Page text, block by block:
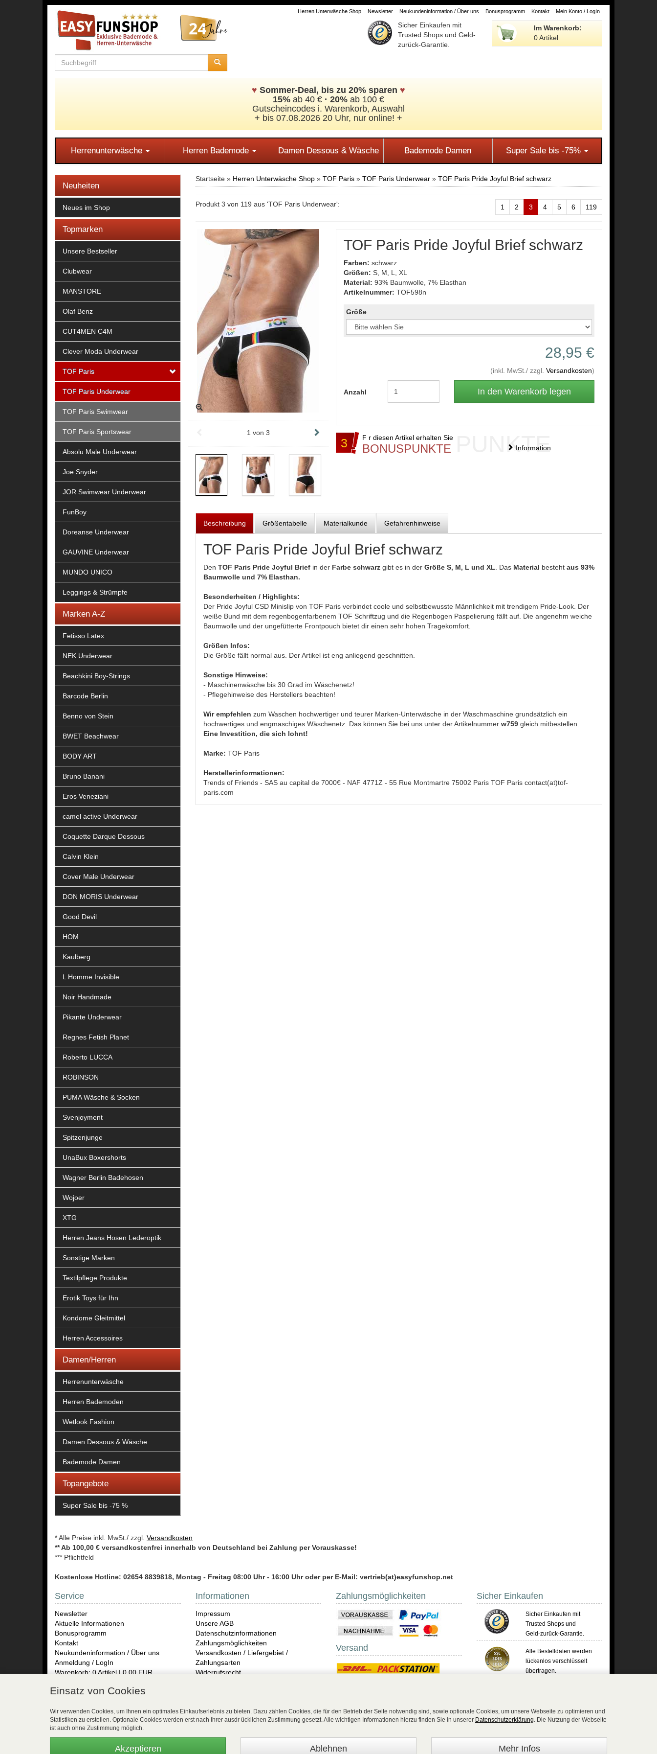
Herren Unterwäsche Shop Newsletter Neukundeninformation / Über uns Bonusprogramm Kontakt Mein Konto / LogIn
Sicher Einkaufen mit
Trusted Shops und Geld-
zurück-Garantie.
Im Warenkorb:
0 Artikel
♥ Sommer-Deal, bis zu 20% sparen ♥
15% ab 40 € · 20% ab 100 €
Gutscheincodes i. Warenkorb, Auswahl
+ bis 07.08.2026 20 Uhr, nur online! +
Herrenunterwäsche Herren Bademode Damen Dessous & Wäsche Bademode Damen Super Sale bis -75%
Neuheiten
Neues im Shop
Topmarken
Unsere Bestseller
Clubwear
MANSTORE
Olaf Benz
CUT4MEN C4M
Clever Moda Underwear
TOF Paris
TOF Paris Underwear
TOF Paris Swimwear
TOF Paris Sportswear
Absolu Male Underwear
Joe Snyder
JOR Swimwear Underwear
FunBoy
Doreanse Underwear
GAUVINE Underwear
MUNDO UNICO
Leggings & Strümpfe
Marken A-Z
Fetisso Latex
NEK Underwear
Beachkini Boy-Strings
Barcode Berlin
Benno von Stein
BWET Beachwear
BODY ART
Bruno Banani
Eros Veneziani
camel active Underwear
Coquette Darque Dessous
Calvin Klein
Cover Male Underwear
DON MORIS Underwear
Good Devil
HOM
Kaulberg
L Homme Invisible
Noir Handmade
Pikante Underwear
Regnes Fetish Planet
Roberto LUCCA
ROBINSON
PUMA Wäsche & Socken
Svenjoyment
Spitzenjunge
UnaBux Boxershorts
Wagner Berlin Badehosen
Wojoer
XTG
Herren Jeans Hosen Lederoptik
Sonstige Marken
Textilpflege Produkte
Erotik Toys für Ihn
Kondome Gleitmittel
Herren Accessoires
Damen/Herren
Herrenunterwäsche
Herren Bademoden
Wetlook Fashion
Damen Dessous & Wäsche
Bademode Damen
Topangebote
Super Sale bis -75 %
Startseite » Herren Unterwäsche Shop » TOF Paris» TOF Paris Underwear» TOF Paris Pride Joyful Brief schwarz
Produkt 3 von 119 aus 'TOF Paris Underwear': 1 2 3 4 5 6 119
1 von 3
TOF Paris Pride Joyful Brief schwarz
Farben: schwarz
Größen: S, M, L, XL
Material: 93% Baumwolle, 7% Elasthan
Artikelnummer: TOF598n
Größe
28,95 €
(inkl. MwSt./ zzgl. Versandkosten)
Anzahl
3 F r diesen Artikel erhalten Sie
BONUSPUNKTE PUNKTE
Information
Beschreibung Größentabelle Materialkunde Gefahrenhinweise
TOF Paris Pride Joyful Brief schwarz
Den TOF Paris Pride Joyful Briefin der Farbe schwarz gibt es in der Größe S, M, L und XL . Das Material bestehtaus 93%
Baumwolle und 7% Elasthan.
Besonderheiten / Highlights:
Der Pride Joyful CSD Minislip von TOF Paris verbindet coole und selbstbewusste Männlichkeit mit trendigem Pride-Look. Der
weiße Bund mit dem regenbogenfarbenem TOF Schriftzug und die Regenbogen Paspelierung fällt auf. Die angenehm weiche
Baumwolle und der ungefütterte Frontpouch bietet dir einen sehr hohen Tragekomfort.
Größen Infos:
Die Größe fällt normal aus. Der Artikel ist eng anliegend geschnitten.
Sonstige Hinweise:
- Maschinenwäsche bis 30 Grad im Wäschenetz!
- Pflegehinweise des Herstellers beachten!
Wir empfehlen zum Waschen hochwertiger und teurer Marken-Unterwäsche in der Waschmaschine grundsätzlich ein
hochwertiges und engmaschiges Wäschenetz. Das können Sie bei uns unter der Artikelnummer w759gleich mitbestellen.
Eine Investition, die sich lohnt!
Marke: TOF Paris
Herstellerinformationen:
Trends of Friends - SAS au capital de 7000€ - NAF 4771Z - 55 Rue Montmartre 75002 Paris TOF Paris contact(at)tof-
paris.com
* Alle Preise inkl. MwSt./ zzgl. Versandkosten
** Ab 100,00 € versandkostenfrei innerhalb von Deutschland bei Zahlung per Vorauskasse!
*** Pflichtfeld
Kostenlose Hotline: 02654 8839818, Montag - Freitag 08:00 Uhr - 16:00 Uhr oder per E-Mail: vertrieb(at)easyfunshop.net
Service
Newsletter
Aktuelle Informationen
Bonusprogramm
Kontakt
Neukundeninformation / Über uns
Anmeldung / LogIn
Warenkorb: 0 Artikel | 0,00 EUR
Informationen
Impressum
Unsere AGB
Datenschutzinformationen
Zahlungsmöglichkeiten
Versandkosten / Liefergebiet /
Zahlungsarten
Widerrufsrecht
Presse
Zahlungsmöglichkeiten
Versand
Sicher Einkaufen
Sicher Einkaufen mit
Trusted Shops und
Geld-zurück-Garantie.
Alle Bestelldaten werden
lückenlos verschlüsselt
übertragen.
WEBSALE Shopsystem- © Alle Rechte vorbehalten | EasyFunShop - August-Horch-Straße 9 - D-56751 Polch - Tel: +49 (0)2654 8839818 - Fax: 02654 883 9820 -
Einsatz von Cookies
Wir verwenden Cookies, um Ihnen ein optimales Einkaufserlebnis zu bieten. Dazu zählen Cookies, die für den Betrieb der Seite notwendig sind, sowie optionale Cookies, um unsere Webseite zu optimieren und
Statistiken zu erstellen. Optionale Cookies werden erst nach Ihrer ausdr ücklichen Zustimmung gesetzt. Alle wichtigen Informationen hierzu finden Sie in unserer Datenschutzerklärung. Die Nutzung der Webseite
ist auch ohne Zustimmung möglich.
Akzeptieren Mehr Infos